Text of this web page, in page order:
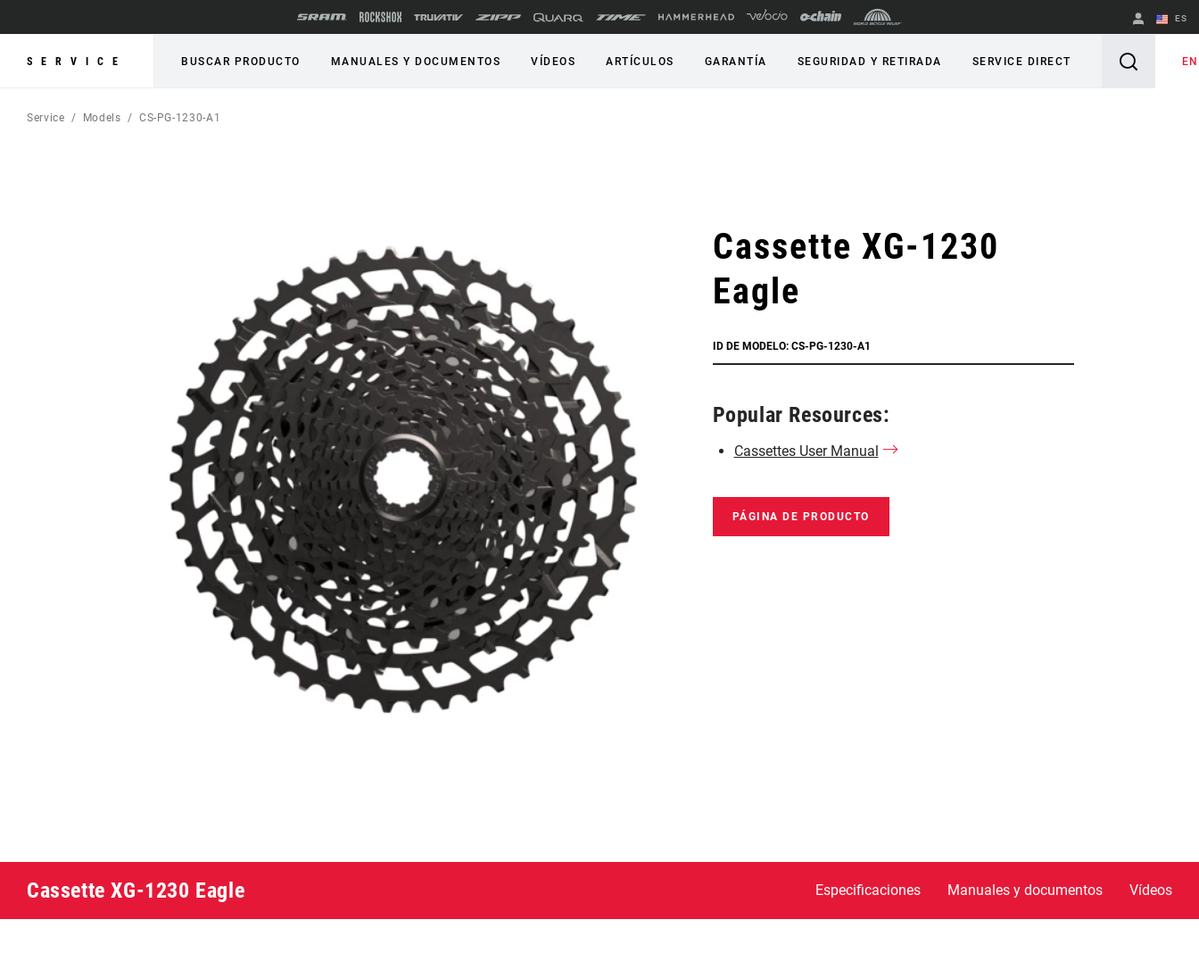
ES
English
SERVICE BUSCAR PRODUCTO MANUALES Y DOCUMENTOS VÍDEOS ARTÍCULOS GARANTÍA SEGURIDAD Y RETIRADA SERVICE DIRECT
Service Models CS-PG-1230-A1
Cassette XG-1230
Eagle
ID DE MODELO: CS-PG-1230-A1
Popular Resources:
Cassettes User Manual
PÁGINA DE PRODUCTO
Cassette XG-1230 Eagle Especificaciones Manuales y documentos Vídeos